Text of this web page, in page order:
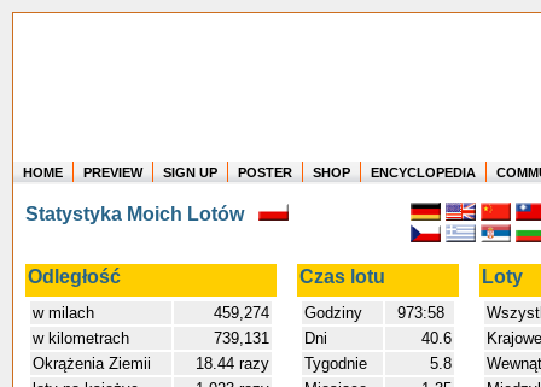
Where in the world have you flown?
How long have you been in the air?
Create your own FlightMemory and see!
HOME PREVIEW SIGN UP POSTER SHOP ENCYCLOPEDIA
Statystyka Moich Lotów
Odległość Czas lotu Loty
w milach
459,274
w kilometrach
739,131
Okrążenia Ziemii
18.44 razy
Godziny
973:58
Dni
40.6
Tygodnie
5.8
Krajowe